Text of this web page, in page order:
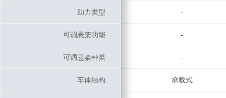
助力类型 -
可调悬架功能 -
可调悬架种类 -
车体结构 承载式
助力类型
可调悬架功能
可调悬架种类
车体结构